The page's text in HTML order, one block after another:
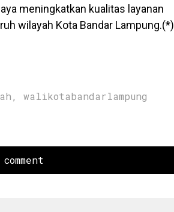
meningkatkan kualitas layanan
wilayah Kota Bandar Lampung.(*)
, walikotabandarlampung